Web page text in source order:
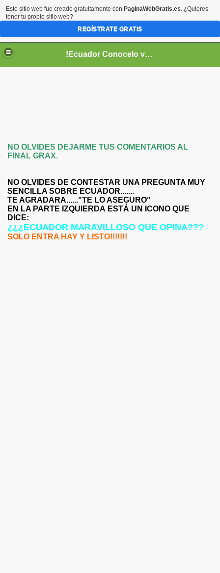
!Ecuador Conocelo vivelo!
NO OLVIDES DEJARME TUS COMENTARIOS AL
FINAL GRAX.
NO OLVIDES DE CONTESTAR UNA PREGUNTA MUY
SENCILLA SOBRE ECUADOR.......
TE AGRADARA......"TE LO ASEGURO"
EN LA PARTE IZQUIERDA ESTÁ UN ICONO QUE
DICE:
¿¿¿ECUADOR MARAVILLOSO QUE OPINA???
SOLO ENTRA HAY Y LISTO!!!!!!!
Este sitio web fue creado gratuitamente con PaginaWebGratis.es. ¿Quieres
tener tu propio sitio web?
REGÍSTRATE GRATIS